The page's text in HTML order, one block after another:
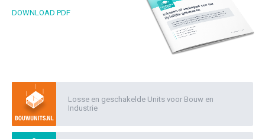
DOWNLOAD PDF
Losse en geschakelde Units voor Bouw en
Industrie